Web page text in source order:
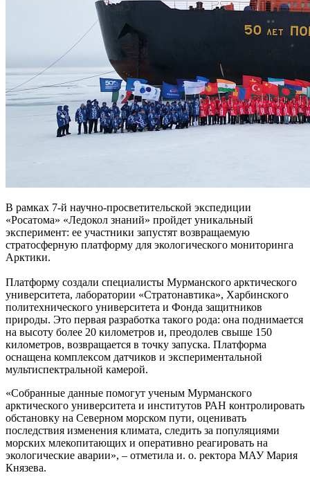
В рамках 7-й научно-просветительской экспедиции
«Росатома» «Ледокол знаний» пройдет уникальный
эксперимент: ее участники запустят возвращаемую
стратосферную платформу для экологического мониторинга
Арктики.
Платформу создали специалисты Мурманского арктического
университета, лаборатории «Стратонавтика», Харбинского
политехнического университета и Фонда защитников
природы. Это первая разработка такого рода: она поднимается
на высоту более 20 километров и, преодолев свыше 150
километров, возвращается в точку запуска. Платформа
оснащена комплексом датчиков и экспериментальной
мультиспектральной камерой.
«Собранные данные помогут ученым Мурманского
арктического университета и институтов РАН контролировать
обстановку на Северном морском пути, оценивать
последствия изменения климата, следить за популяциями
морских млекопитающих и оперативно реагировать на
экологические аварии», – отметила и. о. ректора МАУ Мария
Князева.